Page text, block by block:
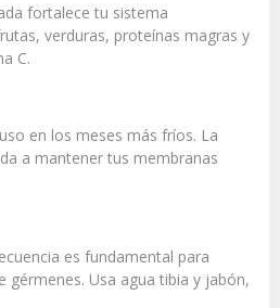
fortalece tu sistema
verduras, proteínas magras y
C.
en los meses más fríos. La
a mantener tus membranas
es fundamental para
gérmenes. Usa agua tibia y jabón,